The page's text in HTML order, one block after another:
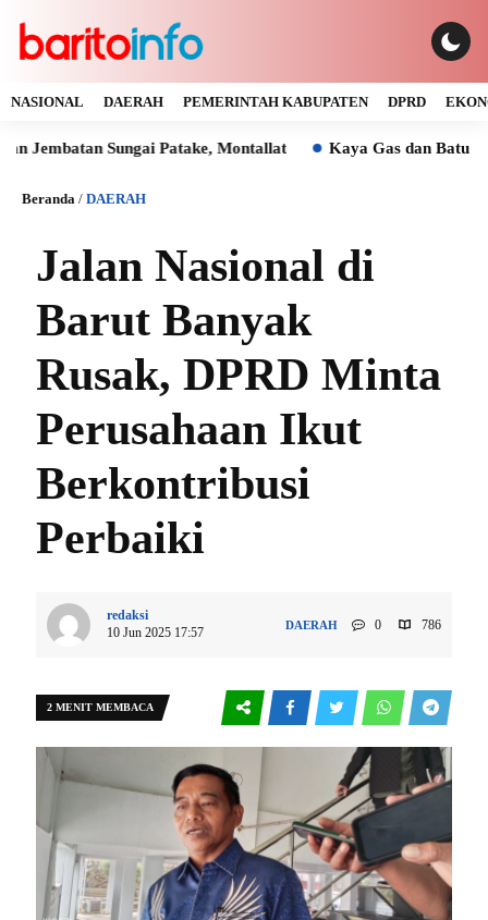
NASIONAL DAERAH PEMERINTAH KABUPATEN DPRD
Sungai Patake, Montallat Kaya Gas dan Batu Bara
Beranda / DAERAH
Jalan Nasional di
Barut Banyak
Rusak, DPRD Minta
Perusahaan Ikut
Berkontribusi
Perbaiki
redaksi
10 Jun 2025 17:57
DAERAH 0 786
2 MENIT MEMBACA